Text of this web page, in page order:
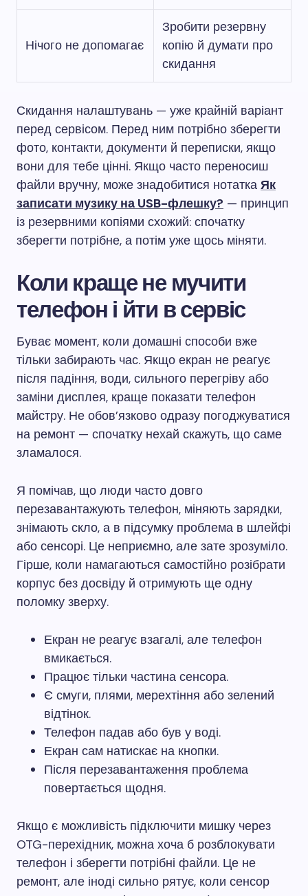
Нічого не допомагає
Зробити резервну
копію й думати про
скидання
Скидання налаштувань — уже крайній варіант
перед сервісом. Перед ним потрібно зберегти
фото, контакти, документи й переписки, якщо
вони для тебе цінні. Якщо часто переносиш
файли вручну, може знадобитися нотатка Як
записати музику на USB-флешку? — принцип
із резервними копіями схожий: спочатку
зберегти потрібне, а потім уже щось міняти.
Коли краще не мучити
телефон і йти в сервіс
Буває момент, коли домашні способи вже
тільки забирають час. Якщо екран не реагує
після падіння, води, сильного перегріву або
заміни дисплея, краще показати телефон
майстру. Не обов’язково одразу погоджуватися
на ремонт — спочатку нехай скажуть, що саме
зламалося.
Я помічав, що люди часто довго
перезавантажують телефон, міняють зарядки,
знімають скло, а в підсумку проблема в шлейфі
або сенсорі. Це неприємно, але зате зрозуміло.
Гірше, коли намагаються самостійно розібрати
корпус без досвіду й отримують ще одну
поломку зверху.
Екран не реагує взагалі, але телефон
вмикається.
Працює тільки частина сенсора.
Є смуги, плями, мерехтіння або зелений
відтінок.
Телефон падав або був у воді.
Екран сам натискає на кнопки.
Після перезавантаження проблема
повертається щодня.
Якщо є можливість підключити мишку через
OTG-перехідник, можна хоча б розблокувати
телефон і зберегти потрібні файли. Це не
ремонт, але іноді сильно рятує, коли сенсор